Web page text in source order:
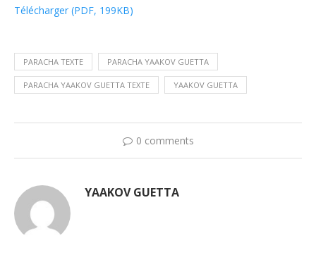
Télécharger (PDF, 199KB)
PARACHA TEXTE PARACHA YAAKOV GUETTA
PARACHA YAAKOV GUETTA TEXTE YAAKOV GUETTA
0 comments
YAAKOV GUETTA